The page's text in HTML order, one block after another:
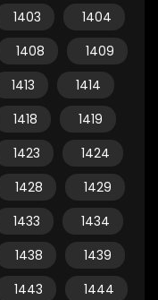
1403
1404
1408
1409
1413
1414
1418
1419
1423
1424
1428
1429
1433
1434
1438
1439
1443
1444